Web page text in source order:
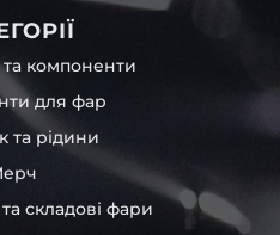
компоненти
для фар
та рідини
складові фари